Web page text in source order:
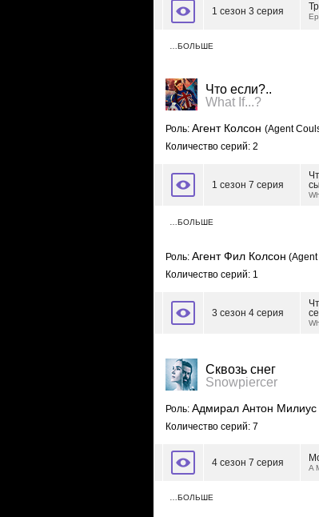
1 сезон 3 серия
…БОЛЬШЕ
Что если?..
What If...?
Роль: Агент Колсон (Agent
Количество серий: 2
1 сезон 7 серия
…БОЛЬШЕ
Роль: Агент Фил Колсон
Количество серий: 1
3 сезон 4 серия
Сквозь снег
Snowpiercer
Роль: Адмирал Антон Милиус
Количество серий: 7
4 сезон 7 серия A
…БОЛЬШЕ